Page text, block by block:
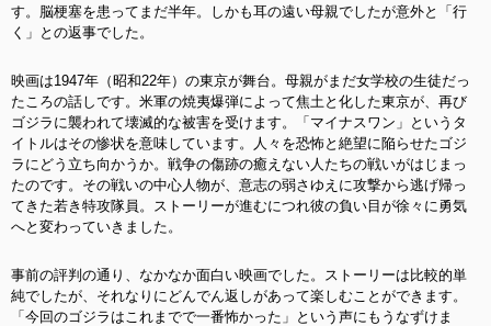
す。脳梗塞を患ってまだ半年。しかも耳の遠い母親でしたが意外と「行
く」との返事でした。
映画は1947年（昭和22年）の東京が舞台。母親がまだ女学校の生徒だっ
たころの話しです。米軍の焼夷爆弾によって焦土と化した東京が、再び
ゴジラに襲われて壊滅的な被害を受けます。「マイナスワン」というタ
イトルはその惨状を意味しています。人々を恐怖と絶望に陥らせたゴジ
ラにどう立ち向かうか。戦争の傷跡の癒えない人たちの戦いがはじまっ
たのです。その戦いの中心人物が、意志の弱さゆえに攻撃から逃げ帰っ
てきた若き特攻隊員。ストーリーが進むにつれ彼の負い目が徐々に勇気
へと変わっていきました。
事前の評判の通り、なかなか面白い映画でした。ストーリーは比較的単
純でしたが、それなりにどんでん返しがあって楽しむことができます。
「今回のゴジラはこれまでで一番怖かった」という声にもうなずけま